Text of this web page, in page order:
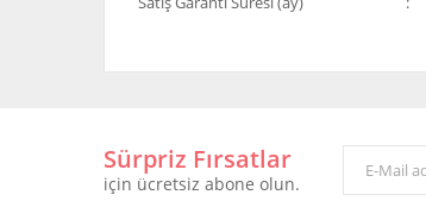
Ürün resmi kalitesiz, bozuk veya
Ürün açıklamasında eksik bilgiler
Sürpriz Fırsatlar
için ücretsiz abone olun.